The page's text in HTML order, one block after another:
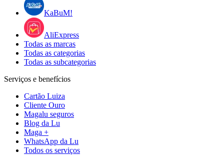
KaBuM!
AliExpress
Todas as marcas
Todas as categorias
Todas as subcategorias
Serviços e benefícios
Cartão Luiza
Cliente Ouro
Magalu seguros
Blog da Lu
Maga +
WhatsApp da Lu
Todos os serviços